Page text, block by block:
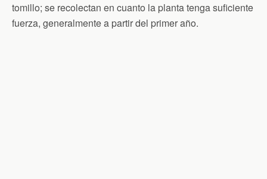
tomillo; se recolectan en cuanto la planta tenga suficiente
fuerza, generalmente a partir del primer año.